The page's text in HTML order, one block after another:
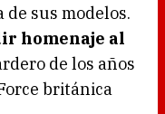
sus modelos.
homenaje al
de los años
británica